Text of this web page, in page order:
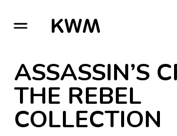
GO TO HOMEPAGE
ASSASSIN’S
THE REBEL
COLLECTION